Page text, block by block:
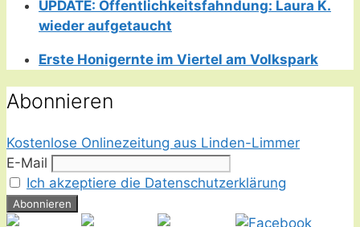
UPDATE: Öffentlichkeitsfahndung: Laura K.
wieder aufgetaucht
Erste Honigernte im Viertel am Volkspark
Abonnieren
Kostenlose Onlinezeitung aus Linden-Limmer
E-Mail
Ich akzeptiere die Datenschutzerklärung